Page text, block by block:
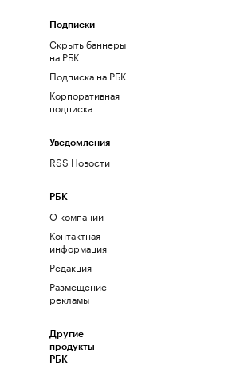
Подписки
Скрыть баннеры
на РБК
Подписка на РБК
Корпоративная
подписка
Уведомления
RSS Новости
РБК
О компании
Контактная
информация
Редакция
Размещение
рекламы
Другие
продукты
РБК